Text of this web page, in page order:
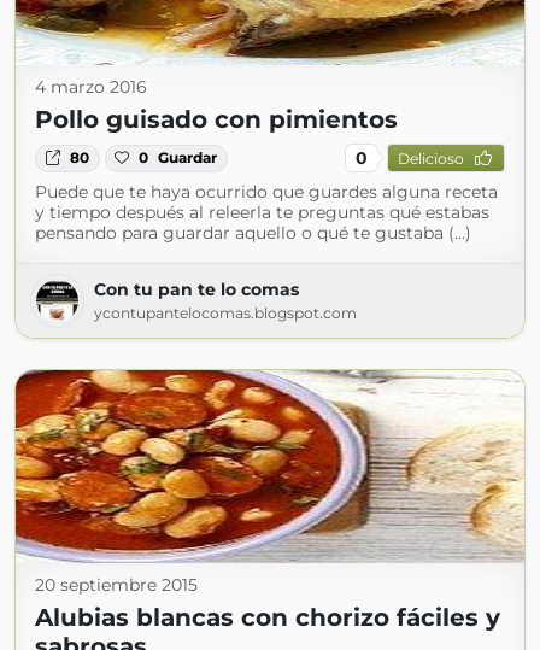
4 marzo 2016
Pollo guisado con pimientos
80 0 Guardar 0 Delicioso
Puede que te haya ocurrido que guardes alguna receta
y tiempo después al releerla te preguntas qué estabas
pensando para guardar aquello o qué te gustaba (...)
Con tu pan te lo comas
ycontupantelocomas.blogspot.com
20 septiembre 2015
Alubias blancas con chorizo fáciles y